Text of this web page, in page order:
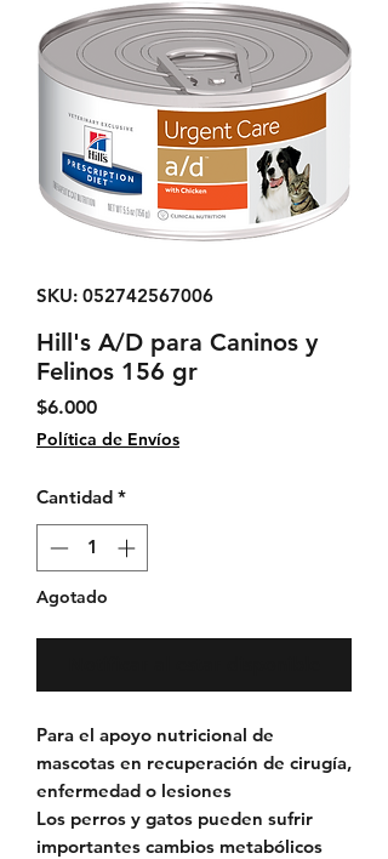
SKU: 052742567006
Hill's A/D para Caninos y
Felinos 156 gr
$6.000Precio
Política de Envíos
Cantidad *
Agotado
Para el apoyo nutricional de
mascotas en recuperación de cirugía,
enfermedad o lesiones
Los perros y gatos pueden sufrir
importantes cambios metabólicos